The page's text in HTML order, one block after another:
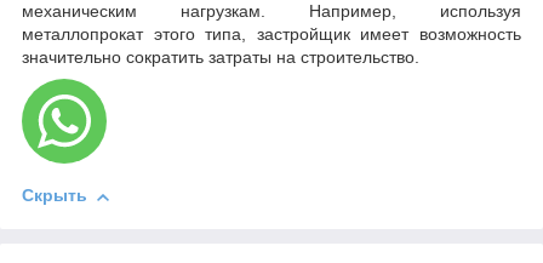
механическим нагрузкам. Например, используя
металлопрокат этого типа, застройщик имеет возможность
значительно сократить затраты на строительство.
Скрыть